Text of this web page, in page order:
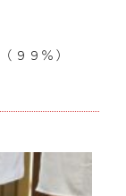
９％）